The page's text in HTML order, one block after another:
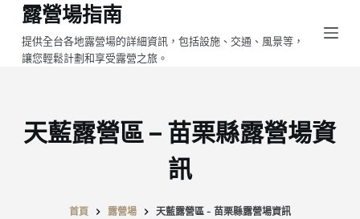
跳
至
主
容
露營場指南
提供全台各地露營場的詳細資訊，包括設施、交通、風景等，
讓您輕鬆計劃和享受露營之旅。
天藍露營區 – 苗栗縣露營場資
訊
首頁 露營場 天藍露營區 - 苗栗縣露營場資訊